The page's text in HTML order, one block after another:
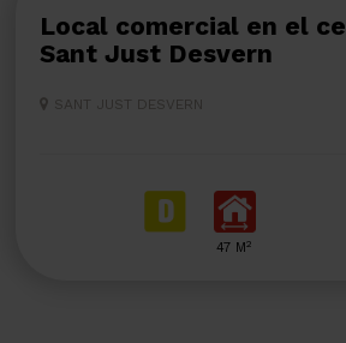
Local comercial en el centro de
Sant Just Desvern
SANT JUST DESVERN
47 M2